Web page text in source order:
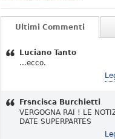
Ultimi Commenti
Luciano Tanto
...ecco.
Frsncisca Burchietti
VERGOGNA RAI ! LE
DATE SUPERPARTES